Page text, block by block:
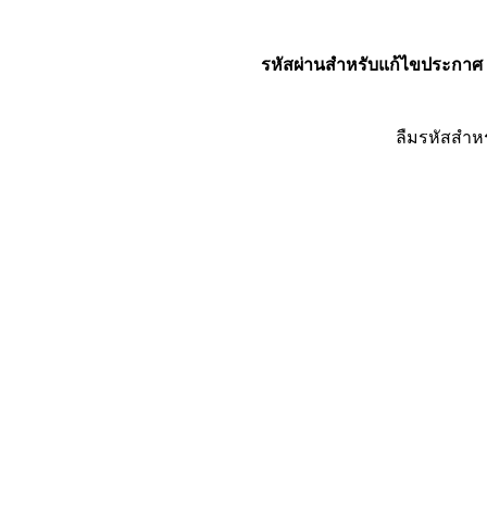
รหัสผ่านสำหรับแก้ไขประกาศ
ลืมรหัสสำ